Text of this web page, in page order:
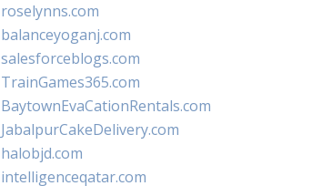
roselynns.com
balanceyoganj.com
salesforceblogs.com
TrainGames365.com
BaytownEvaCationRentals.com
JabalpurCakeDelivery.com
halobjd.com
intelligenceqatar.com